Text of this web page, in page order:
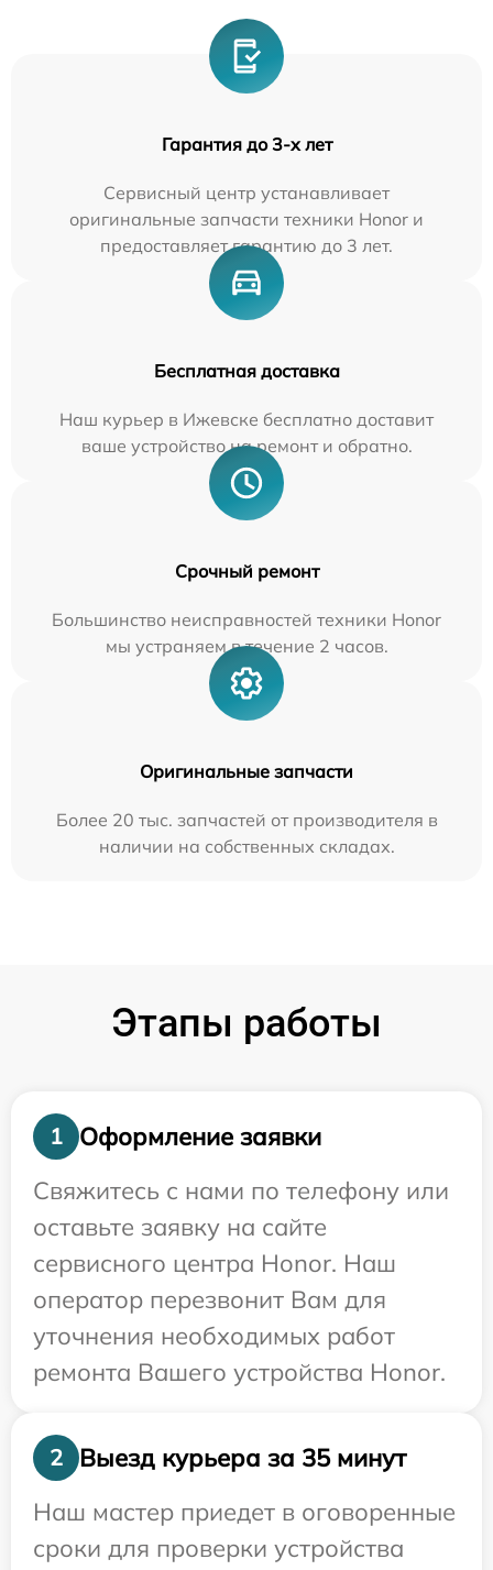
Гарантия до 3-х лет
Сервисный центр устанавливает
оригинальные запчасти техники Honor и
предоставляет гарантию до 3 лет.
Бесплатная доставка
Наш курьер в Ижевске бесплатно доставит
ваше устройство на ремонт и обратно.
Срочный ремонт
Большинство неисправностей техники Honor
мы устраняем в течение 2 часов.
Оригинальные запчасти
Более 20 тыс. запчастей от производителя в
наличии на собственных складах.
Этапы работы
1
Оформление заявки
Свяжитесь с нами по телефону или
оставьте заявку на сайте
сервисного центра Honor. Наш
оператор перезвонит Вам для
уточнения необходимых работ
ремонта Вашего устройства Honor.
2
Выезд курьера за 35 минут
Наш мастер приедет в оговоренные
сроки для проверки устройства